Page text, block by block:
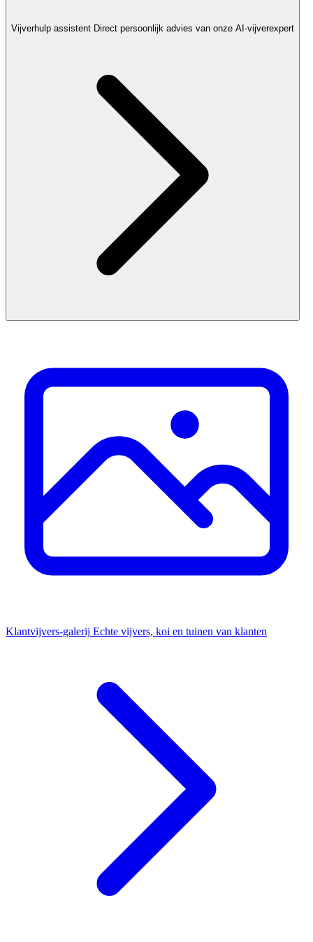
Vijverhulp assistent Direct persoonlijk advies van onze AI-vijverexpert
Klantvijvers-galerij Echte vijvers, koi en tuinen van klanten